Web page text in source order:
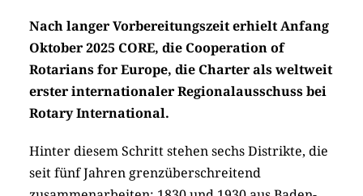
Nach langer Vorbereitungszeit erhielt Anfang
Oktober 2025 CORE, die Cooperation of
Rotarians for Europe, die Charter als weltweit
erster internationaler Regionalausschuss bei
Rotary International.
Hinter diesem Schritt stehen sechs Distrikte, die
seit fünf Jahren grenzüberschreitend